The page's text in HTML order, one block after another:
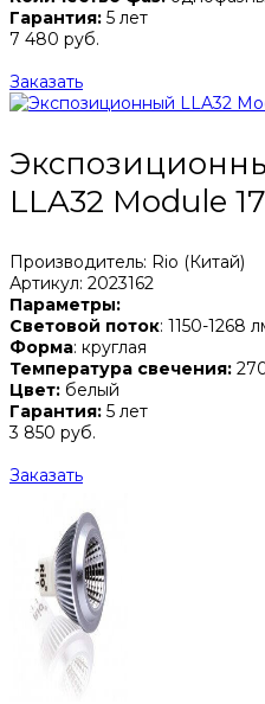
Гарантия: 5 лет
7 480 руб.
Заказать
LLA32 Module
Производитель: Rio (Китай)
Артикул: 2023162
Параметры:
Световой поток: 1150-1268
Форма: круглая
Температура свечения:
Цвет: белый
Гарантия: 5 лет
3 850 руб.
Заказать